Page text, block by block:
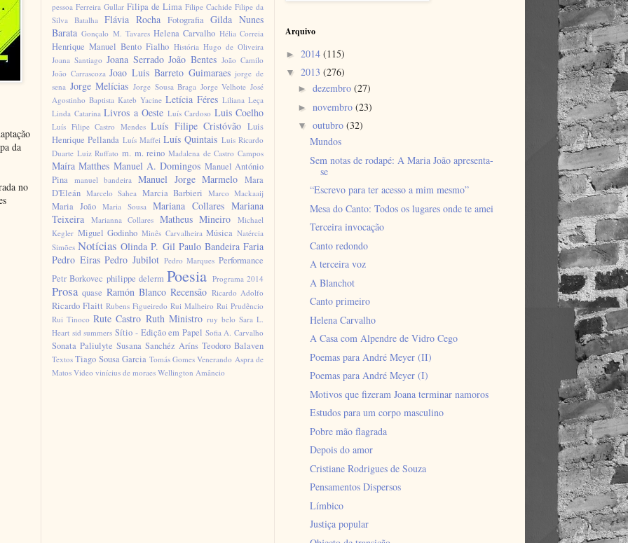
da
no
pessoa Ferreira Gullar Filipa de Lima Filipe Cachide Filipe da
Silva Batalha Flávia Rocha Fotografia Gilda Nunes
Barata Gonçalo M. Tavares Helena Carvalho Hélia Correia
Henrique Manuel Bento Fialho História Hugo de Oliveira
Joana Santiago Joana Serrado João Bentes João Camilo
João Carrascoza Joao Luis Barreto Guimaraes jorge de
sena Jorge Melícias Jorge Sousa Braga Jorge Velhote José
Agostinho Baptista Kateb Yacine Letícia Féres Liliana Leça
Linda Catarina Livros a Oeste Luís Cardoso Luis Coelho
Luís Filipe Castro Mendes Luís Filipe Cristóvão Luis
Henrique Pellanda Luís Maffei Luís Quintais Luis Ricardo
Duarte Luiz Ruffato m. m. reino Madalena de Castro Campos
Maíra Matthes Manuel A. Domingos Manuel António
Pina manuel bandeira Manuel Jorge Marmelo Mara
D'Eleán Marcelo Sahea Marcia Barbieri Marco Mackaaij
Maria João Maria Sousa Mariana Collares Mariana
Teixeira
Marianna Collares Matheus Mineiro
Michael
Kegler Miguel Godinho Minês Carvalheira Música Natércia
Simões Notícias Olinda P. Gil Paulo Bandeira Faria
Pedro Eiras Pedro Jubilot Pedro Marques Performance
Petr Borkovec philippe delerm Poesia Programa 2014
Prosa quase Ramón Blanco Recensão Ricardo Adolfo
Ricardo Flaitt Rubens Figueiredo Rui Malheiro Rui Prudêncio
Rui Tinoco Rute Castro Ruth Ministro ruy belo Sara L.
Heart sid summers Sítio - Edição em Papel Sofia A. Carvalho
Sonata Paliulyte Susana Sanchéz Aríns Teodoro Balaven
Textos Tiago Sousa Garcia Tomás Gomes Venerando Aspra de
Matos Video vinícius de moraes Wellington Amâncio
Arquivo
► 2014 (115)
▼ 2013 (276)
► dezembro (27)
► novembro (23)
▼ outubro (32)
Mundos
Sem notas de rodapé: A Maria João apresenta-
se
“Escrevo para ter acesso a mim mesmo”
Mesa do Canto: Todos os lugares onde te amei
Terceira invocação
Canto redondo
A terceira voz
A Blanchot
Canto primeiro
Helena Carvalho
A Casa com Alpendre de Vidro Cego
Poemas para André Meyer (II)
Poemas para André Meyer (I)
Motivos que fizeram Joana terminar namoros
Estudos para um corpo masculino
Pobre mão flagrada
Depois do amor
Cristiane Rodrigues de Souza
Pensamentos Dispersos
Límbico
Justiça popular